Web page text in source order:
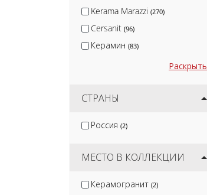
Kerama Marazzi (270)
Cersanit (96)
Керамин (83)
Lb-Ceramics
Belani (98)
Раскрыть
СТРАНЫ
Россия (2)
МЕСТО В КОЛЛЕКЦИИ
Керамогранит (2)